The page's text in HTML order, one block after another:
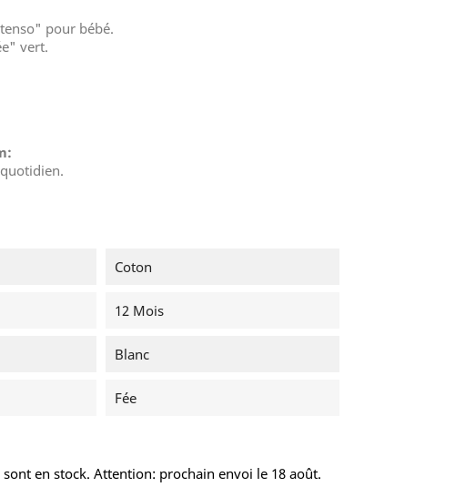
pour bébé.
vert.
Coton
12 Mois
Blanc
Fée
en stock. Attention: prochain envoi le 18 août.